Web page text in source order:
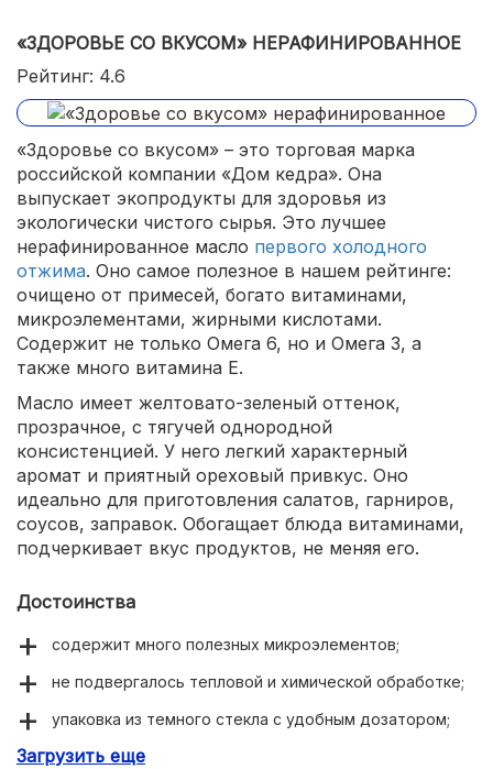
«ЗДОРОВЬЕ СО ВКУСОМ» НЕРАФИНИРОВАННОЕ
Рейтинг: 4.6
«Здоровье со вкусом» – это торговая марка
российской компании «Дом кедра». Она
выпускает экопродукты для здоровья из
экологически чистого сырья. Это лучшее
нерафинированное масло первого холодного
отжима. Оно самое полезное в нашем рейтинге:
очищено от примесей, богато витаминами,
микроэлементами, жирными кислотами.
Содержит не только Омега 6, но и Омега 3, а
также много витамина Е.
Масло имеет желтовато-зеленый оттенок,
прозрачное, с тягучей однородной
консистенцией. У него легкий характерный
аромат и приятный ореховый привкус. Оно
идеально для приготовления салатов, гарниров,
соусов, заправок. Обогащает блюда витаминами,
подчеркивает вкус продуктов, не меняя его.
Достоинства
содержит много полезных микроэлементов;
не подвергалось тепловой и химической обработке;
упаковка из темного стекла с удобным дозатором;
приятный вкус и аромат;
Загрузить еще